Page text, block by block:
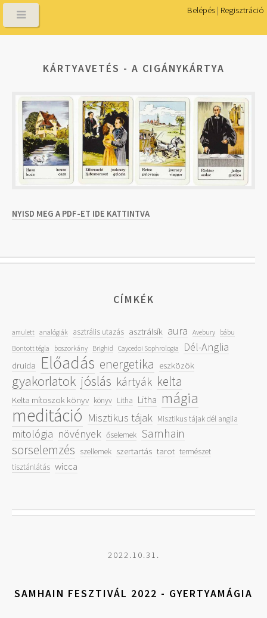
Belépés | Regisztráció
KÁRTYAVETÉS - A CIGÁNYKÁRTYA
NYISD MEG A PDF-ET IDE KATTINTVA
CÍMKÉK
amulett analógiák asztrális utazás asztrálsík aura Avebury bábu
Bontott tégla
boszorkány Brighid Caycedoi Sophrologia Dél-Anglia
druida Előadás energetika eszközök
gyakorlatok jóslás kártyák kelta
Kelta mítoszok könyv könyv Litha Litha mágia
meditáció Misztikus tájak Misztikus tájak dél anglia
mitológia növények őselemek Samhain
sorselemzés szellemek szertartás tarot természet
tisztánlátás wicca
2022.10.31.
SAMHAIN FESZTIVÁL 2022 - GYERTYAMÁGIA